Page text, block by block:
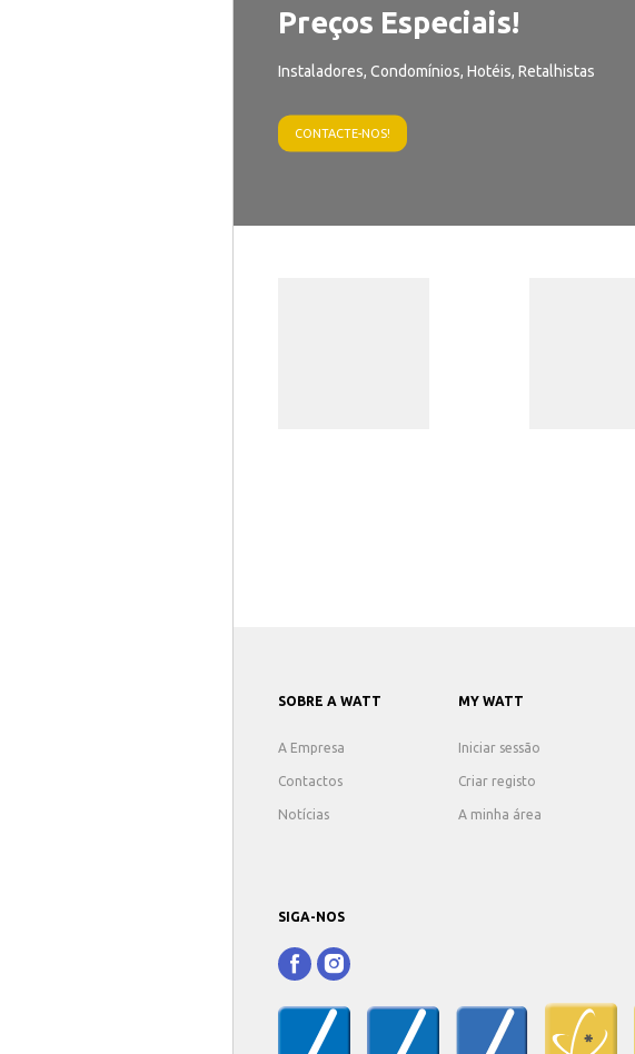
Preços Especiais!
Instaladores, Condomínios, Hotéis, Retalhistas
CONTACTE-NOS!
SOBRE A WATT
A Empresa
Contactos
Notícias
MY WATT
Iniciar sessão
Criar registo
A minha área
SIGA-NOS